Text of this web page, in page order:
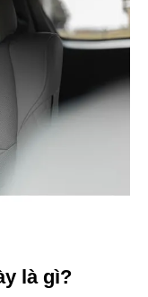
là gì?